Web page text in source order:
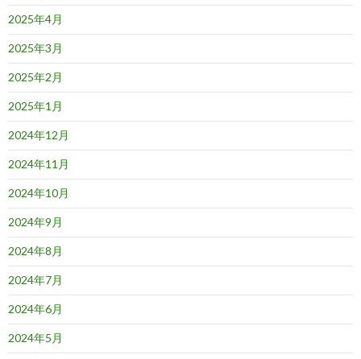
2025年4月
2025年3月
2025年2月
2025年1月
2024年12月
2024年11月
2024年10月
2024年9月
2024年8月
2024年7月
2024年6月
2024年5月